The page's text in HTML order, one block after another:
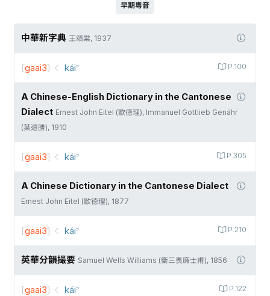
早期粵音
中華新字典 王頌棠, 1937
P.100
[gaai3] kái꜄
A Chinese-English Dictionary in the Cantonese
Dialect Ernest John Eitel (歐德理), Immanuel Gottlieb Genähr
(葉道勝), 1910
P.305
[gaai3] kái꜄
A Chinese Dictionary in the Cantonese Dialect
Ernest John Eitel (歐德理), 1877
P.210
[gaai3] kái꜄
英華分韻撮要 Samuel Wells Williams (衛三畏廉士甫), 1856
P.122
[gaai3] kái꜄